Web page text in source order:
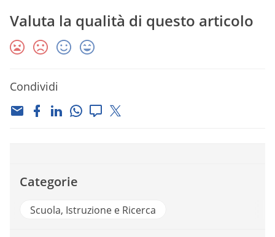
Valuta la qualità di questo articolo
Condividi
Categorie
Scuola, Istruzione e Ricerca